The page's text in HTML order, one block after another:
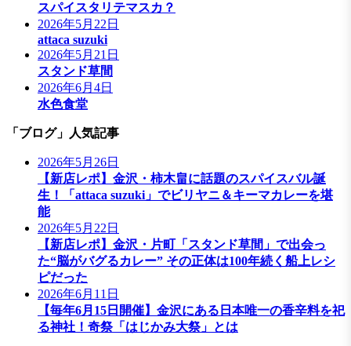
スパイスタリテマスカ？
2026年5月22日
attaca suzuki
2026年5月21日
スタンド草間
2026年6月4日
水色食堂
「ブログ」人気記事
2026年5月26日
【新店レポ】金沢・柿木畠に話題のスパイスバル誕
生！「attaca suzuki」でビリヤニ＆キーマカレーを堪
能
2026年5月22日
【新店レポ】金沢・片町「スタンド草間」で出会っ
た“脳がバグるカレー” その正体は100年続く船上レシ
ピだった
2026年6月11日
【毎年6月15日開催】金沢にある日本唯一の香辛料を祀
る神社！奇祭「はじかみ大祭」とは